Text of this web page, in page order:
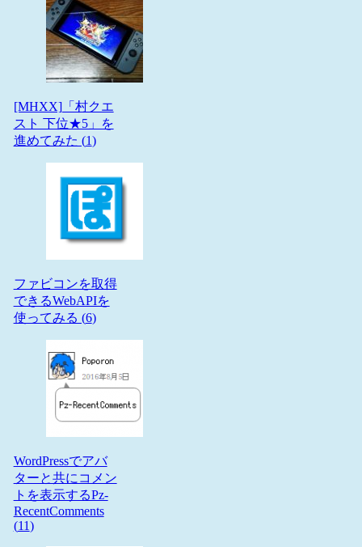
[MHXX]「村クエ
スト 下位★5」を
進めてみた (1)
ファビコンを取得
できるWebAPIを
使ってみる (6)
WordPressでアバ
ターと共にコメン
トを表示するPz-
RecentComments
(11)